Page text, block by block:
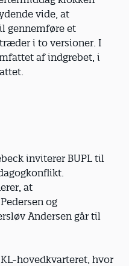
vide, at
gennemføre et
i to versioner. I
af indgrebet, i
inviterer BUPL til
at
og
Andersen går til
hovedkvarteret, hvor